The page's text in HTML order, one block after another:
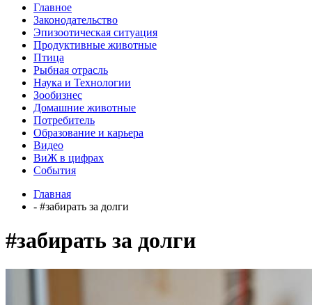
Главное
Законодательство
Эпизоотическая ситуация
Продуктивные животные
Птица
Рыбная отрасль
Наука и Технологии
Зообизнес
Домашние животные
Потребитель
Образование и карьера
Видео
ВиЖ в цифрах
События
Главная
- #забирать за долги
#забирать за долги